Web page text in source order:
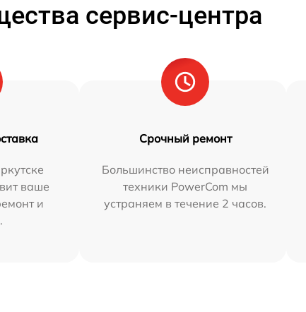
сервис-центра
ваше
и
Срочный ремонт
Большинство неисправностей
техники PowerCom мы
устраняем в течение 2 часов.